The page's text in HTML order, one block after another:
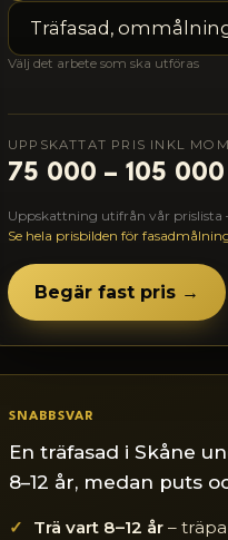
Välj det arbete som ska utföras
UPPSKATTAT PRIS INKL
75 000 – 105
Uppskattning utifrån vår prislista
Se hela prisbilden för
Begär fast pris →
SNABBSVAR
En träfasad i Skåne
8–12 år, medan puts
Trä vart 8–12 år –